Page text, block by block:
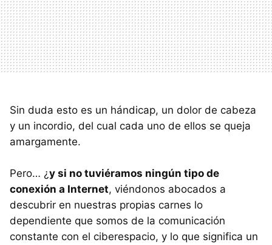
Sin duda esto es un hándicap, un dolor de cabeza
y un incordio, del cual cada uno de ellos se queja
amargamente.
Pero… ¿y si no tuviéramos ningún tipo de
conexión a Internet, viéndonos abocados a
descubrir en nuestras propias carnes lo
dependiente que somos de la comunicación
constante con el ciberespacio, y lo que significa un